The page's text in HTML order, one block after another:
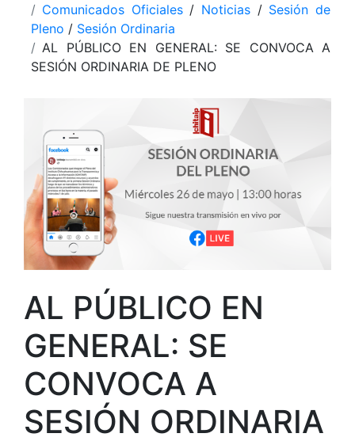
Comunicados Oficiales/ Noticias / Sesión de
Pleno / Sesión Ordinaria
AL PÚBLICO EN GENERAL: SE CONVOCA A
SESIÓN ORDINARIA DE PLENO
AL PÚBLICO EN
GENERAL: SE
CONVOCA A
SESIÓN ORDINARIA